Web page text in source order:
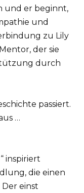
und er beginnt,
und
zu Lily
der sie
durch
inspiriert
die einen
einst